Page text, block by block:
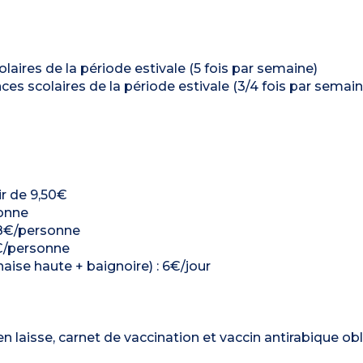
de la période estivale (5 fois par semaine)
scolaires de la période estivale (3/4 fois par
de 9,50€
personne
personne
haute + baignoire) : 6€/jour
laisse, carnet de vaccination et vaccin antirabique